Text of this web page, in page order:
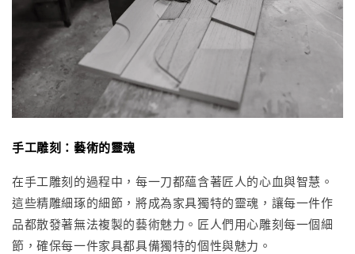
手工雕刻：藝術的靈魂
在手工雕刻的過程中，每一刀都蘊含著匠人的心血與智慧。
這些精雕細琢的細節，將成為家具獨特的靈魂，讓每一件作
品都散發著無法複製的藝術魅力。匠人們用心雕刻每一個細
節，確保每一件家具都具備獨特的個性與魅力。